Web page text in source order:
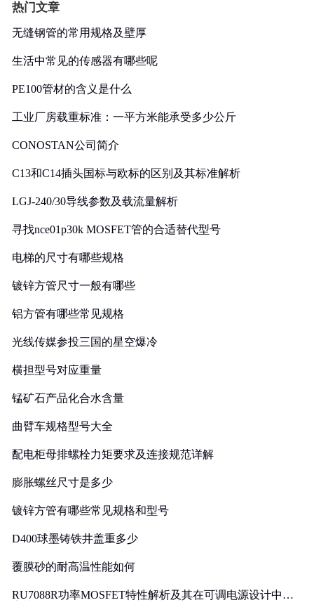
热门文章
无缝钢管的常用规格及壁厚
生活中常见的传感器有哪些呢
PE100管材的含义是什么
工业厂房载重标准：一平方米能承受多少公斤
CONOSTAN公司简介
C13和C14插头国标与欧标的区别及其标准解析
LGJ-240/30导线参数及载流量解析
寻找nce01p30k MOSFET管的合适替代型号
电梯的尺寸有哪些规格
镀锌方管尺寸一般有哪些
铝方管有哪些常见规格
光线传媒参投三国的星空爆冷
横担型号对应重量
锰矿石产品化合水含量
曲臂车规格型号大全
配电柜母排螺栓力矩要求及连接规范详解
膨胀螺丝尺寸是多少
镀锌方管有哪些常见规格和型号
D400球墨铸铁井盖重多少
覆膜砂的耐高温性能如何
RU7088R功率MOSFET特性解析及其在可调电源设计中的